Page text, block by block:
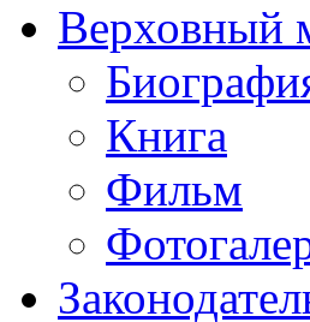
Верховный
Книга
Фильм